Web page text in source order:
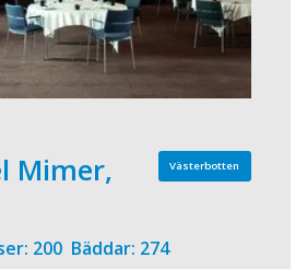
Västerbotten
Mimer,
200 Bäddar: 274